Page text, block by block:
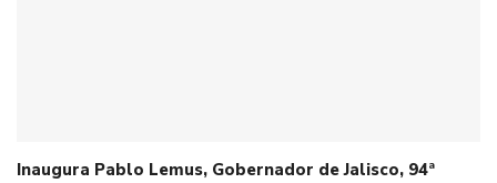
Inaugura Pablo Lemus, Gobernador de Jalisco, 94ª